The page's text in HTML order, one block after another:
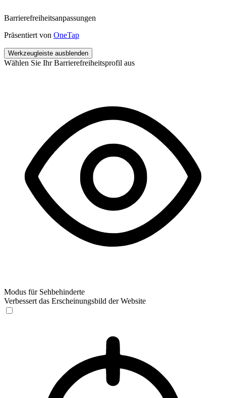
Barrierefreiheitsanpassungen
Präsentiert von OneTap
Werkzeugleiste ausblenden
Wählen Sie Ihr Barrierefreiheitsprofil aus
Modus für Sehbehinderte
Verbessert das Erscheinungsbild der Website